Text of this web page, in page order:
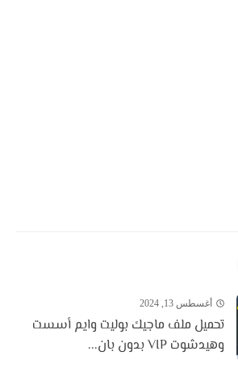
أغسطس 13, 2024
تحميل ملف ماجيك بوليت وايم أسست
وهيدشوت VIP بدون بان...